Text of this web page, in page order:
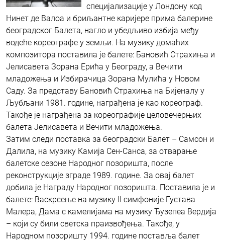
специјализације у Лондону код
Нинет де Валоa и бриљантне каријере прима балерине
београдског Балета, нагло и убедљиво избија међу
водеће кореографе у земљи. На музику домаћих
композитора поставила је балете: Бановић Страхиња и
Јелисавета Зорана Ерића у Београду, a Вечити
младожења и Избирачица Зорана Мулића у Новом
Саду. За представу Бановић Страхиња на Бијеналу у
Љубљани 1981. године, награђена је као кореограф.
Такође је награђена за кореографије целовечерњих
балета Јелисавета и Вечити младожења.
Затим следи поставка за београдски Балет – Самсон и
Далила, на музику Камија Сен-Санса, за отварање
балетске сезоне Народног позоришта, после
реконструкције зграде 1989. године. За овај балет
добила је Награду Народног позоришта. Поставила је и
балете: Васкрсење на музику II симфоније Густава
Малера, Дама с камелијама на музику Ђузепеa Вердија
– који су били светска праизвођења. Такође, у
Народном позоришту 1994. године поставља балет